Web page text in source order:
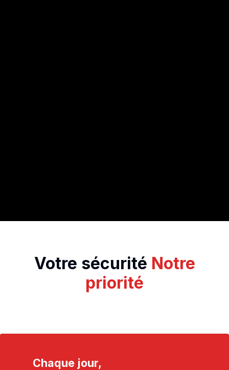
Votre sécurité Notre
priorité
Chaque jour,